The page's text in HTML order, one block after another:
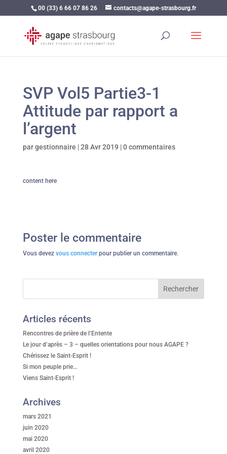
00 (33) 6 66 07 86 26 contacts@agape-strasbourg.fr
SVP Vol5 Partie3-1
Attitude par rapport a
l’argent
pargestionnaire |28 Avr 2019 |0 commentaires
content here
Poster le commentaire
Vous devez vous connecterpour publier un commentaire.
Articles récents
Rencontres de prière de l’Entente
Le jour d’après – 3 – quelles orientations pour nous AGAPE ?
Chérissez le Saint-Esprit !
Si mon peuple prie…
Viens Saint-Esprit !
Archives
mars 2021
juin 2020
mai 2020
avril 2020